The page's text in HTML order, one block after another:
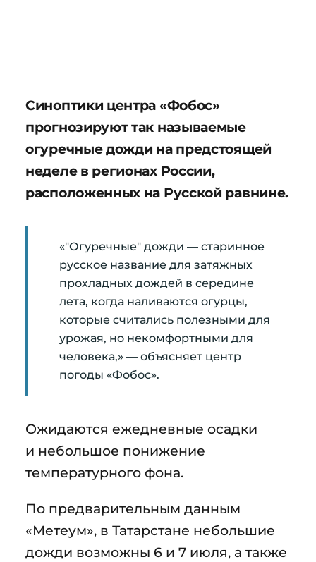
Синоптики центра «Фобос»
прогнозируют так называемые
огуречные дожди на предстоящей
неделе в регионах России,
расположенных на Русской равнине.
«"Огуречные" дожди — старинное
русское название для затяжных
прохладных дождей в середине
лета, когда наливаются огурцы,
которые считались полезными для
урожая, но некомфортными для
человека,» — объясняет центр
погоды «Фобос».
Ожидаются ежедневные осадки
и небольшое понижение
температурного фона.
По предварительным данным
«Метеум», в Татарстане небольшие
дожди возможны 6 и 7 июля, а также